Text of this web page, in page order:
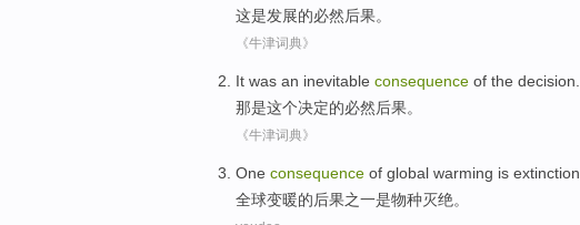
这是发展的必然后果。
《牛津词典》
It was an inevitable consequence of the decision
那是这个决定的必然后果。
《牛津词典》
One consequence of global warming is extinction
全球变暖的后果之一是物种灭绝。